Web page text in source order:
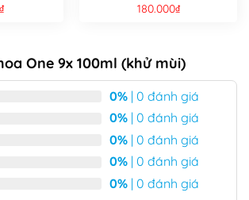
180.000₫
One 9x 100ml (khử mùi)
0% | 0 đánh giá
0% | 0 đánh giá
0% | 0 đánh giá
0% | 0 đánh giá
0% | 0 đánh giá